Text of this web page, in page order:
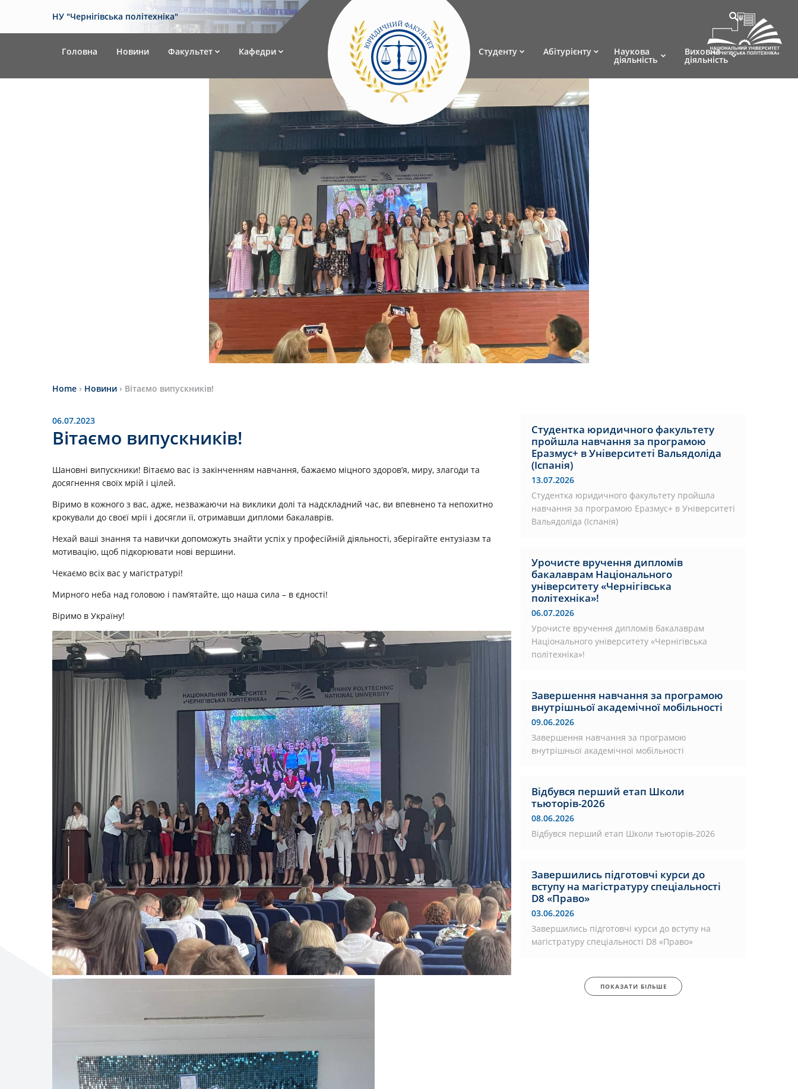
НУ "Чернігівська політехніка"
Головна Новини Факультет Кафедри Студенту Абітурієнту Наукова
діяльність
Виховна
діяльність
Home › Новини › Вітаємо випускників!
06.07.2023
Вітаємо випускників!
Шановні випускники! Вітаємо вас із закінченням навчання, бажаємо міцного здоров’я, миру, злагоди та
досягнення своїх мрій і цілей.
Віримо в кожного з вас, адже, незважаючи на виклики долі та надскладний час, ви впевнено та непохитно
крокували до своєї мрії і досягли її, отримавши дипломи бакалаврів.
Нехай ваші знання та навички допоможуть знайти успіх у професійній діяльності, зберігайте ентузіазм та
мотивацію, щоб підкорювати нові вершини.
Чекаємо всіх вас у магістратурі!
Мирного неба над головою і пам’ятайте, що наша сила – в єдності!
Віримо в Україну!
Студентка юридичного факультету
пройшла навчання за програмою
Еразмус+ в Університеті Вальядоліда
(Іспанія)
13.07.2026
Студентка юридичного факультету пройшла
навчання за програмою Еразмус+ в Університеті
Вальядоліда (Іспанія)
Урочисте вручення дипломів
бакалаврам Національного
університету «Чернігівська
політехніка»!
06.07.2026
Урочисте вручення дипломів бакалаврам
Національного університету «Чернігівська
політехніка»!
Завершення навчання за програмою
внутрішньої академічної мобільності
09.06.2026
Завершення навчання за програмою
внутрішньої академічної мобільності
Відбувся перший етап Школи
тьюторів-2026
08.06.2026
Відбувся перший етап Школи тьюторів-2026
Завершились підготовчі курси до
вступу на магістратуру спеціальності
D8 «Право»
03.06.2026
Завершились підготовчі курси до вступу на
магістратуру спеціальності D8 «Право»
ПОКАЗАТИ БІЛЬШЕ